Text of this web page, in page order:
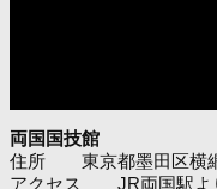
両国国技館
住所 東京都墨田区横
アクセス JR両国駅よ